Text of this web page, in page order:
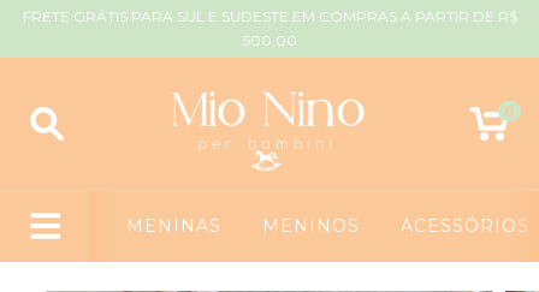
FRETE GRÁTIS PARA SUL E SUDESTE EM COMPRAS A PARTIR DE R$
500,00
0
MENINAS MENINOS ACESSÓRIOS